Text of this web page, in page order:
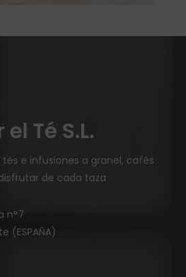
Té S.L.
e infusiones a granel, cafés
de cada taza
n°7
(ESPAÑA)